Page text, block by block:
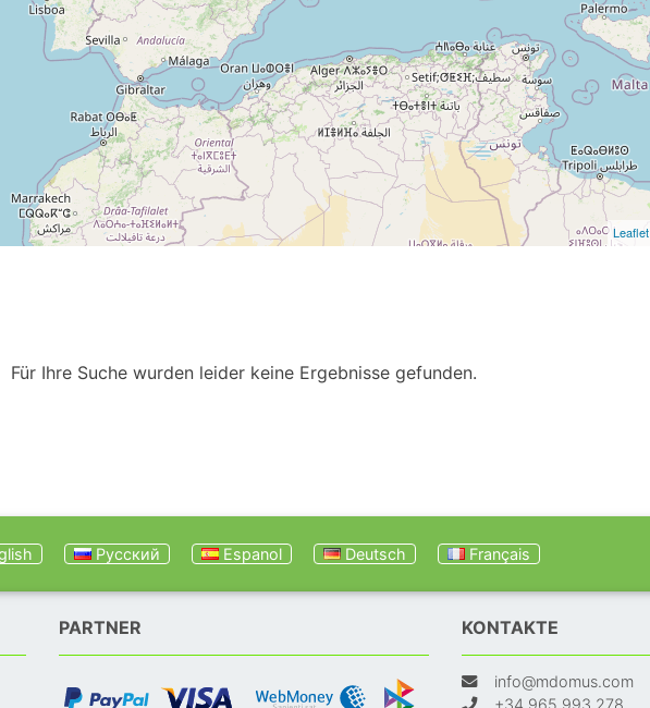
Leaflet
Für Ihre Suche wurden leider keine Ergebnisse gefunden.
Русский Espanol Deutsch Français
PARTNER KONTAKTE
info@mdomus.com
+34 965 993 278